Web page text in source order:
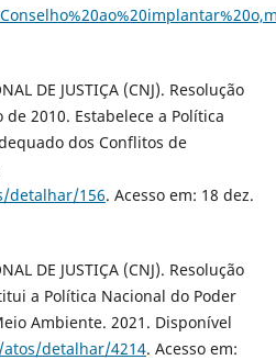
DE JUSTIÇA (CNJ). Resolução
2010. Estabelece a Política
dos Conflitos de
detalhar/156. Acesso em: 18 dez.
DE JUSTIÇA (CNJ). Resolução
a Política Nacional do Poder
Ambiente. 2021. Disponível
detalhar/4214. Acesso em: